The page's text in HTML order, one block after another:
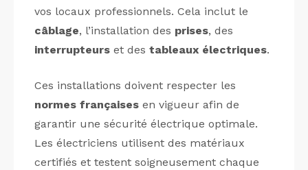
vos locaux professionnels. Cela inclut le
câblage, l’installation des prises, des
interrupteurs et des tableaux électriques.
Ces installations doivent respecter les
normes françaises en vigueur afin de
garantir une sécurité électrique optimale.
Les électriciens utilisent des matériaux
certifiés et testent soigneusement chaque